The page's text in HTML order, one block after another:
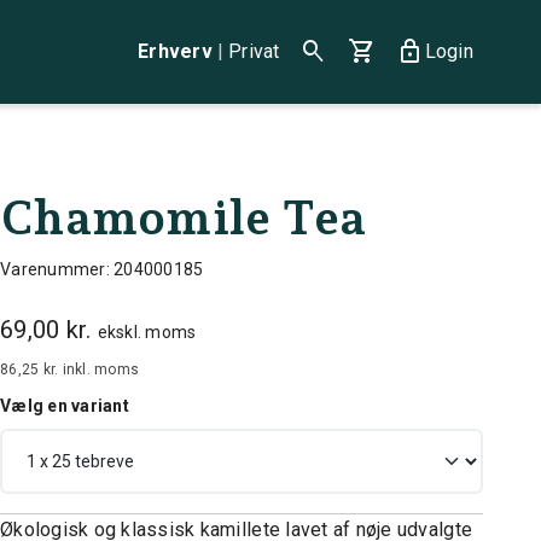
Erhverv | Privat search shopping_cart lock Login
Chamomile Tea
Varenummer: 204000185
69,00 kr. ekskl. moms
86,25 kr. inkl. moms
Vælg en variant
Økologisk og klassisk kamillete lavet af nøje udvalgte